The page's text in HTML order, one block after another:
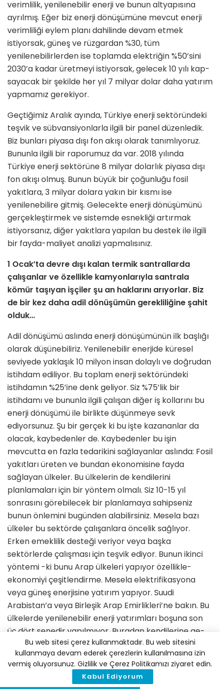
verimlilik, yenilenebilir enerji ve bunun altyapısına
ayrılmış. Eğer biz enerji dönüşümüne mevcut enerji
ve­rimliliği eylem planı dahilinde devam etmek
istiyorsak, güneş ve rüzgardan %30, tüm
yenilenebilirlerden ise top­lamda elektriğin %50’sini
2030’a kadar üretmeyi istiyorsak, gelecek 10 yılı kap­
sayacak bir şekilde her yıl 7 milyar dolar daha yatırım
yapmamız gerekiyor.
Geçtiğimiz Aralık ayında, Türkiye enerji sektöründeki
teşvik ve sübvan­siyonlarla ilgili bir panel düzenledik.
Biz bunları piyasa dışı fon akışı olarak tanımlıyoruz.
Bununla ilgili bir rapo­rumuz da var. 2018 yılında
Türkiye enerji sektörüne 8 milyar dolarlık pi­yasa dışı
fon akışı olmuş. Bunun büyük bir çoğunluğu fosil
yakıtlara, 3 milyar dolara yakın bir kısmı ise
yenilenebilire gitmiş. Gelecekte enerji dönüşümünü
gerçekleştirmek ve sistemde esnekliği artırmak
istiyorsanız, diğer yakıtlara ya­pılan bu destek ile ilgili
bir fayda-mali­yet analizi yapmalısınız.
1 Ocak’ta devre dışı kalan termik santrallarda
çalışanlar ve özellikle kamyonlarıyla santrala
kömür taşıyan işçiler şu an haklarını arıyorlar. Biz
de bir kez daha adil dönüşümün gerekli­liğine şahit
olduk…
Adil dönüşümü aslında enerji dönüşü­münün ilk başlığı
olarak düşünebiliriz. Yenilenebilir enerjide küresel
seviye­de yaklaşık 10 milyon insan dolaylı ve doğrudan
istihdam ediliyor. Bu top­lam enerji sektöründeki
istihdamın %25’ine denk geliyor. Siz %75’lik bir
istihdamı ve bununla ilgili çalışan diğer iş kollarını bu
enerji dönüşümü ile bir­likte düşünmeye sevk
ediyorsunuz. Şu bir gerçek ki bu işte kazananlar da
ola­cak, kaybedenler de. Kaybedenler bu işin
mevcutta en fazla tedarikini sağ­layanlar aslında: Fosil
yakıtları üreten ve bundan ekonomisine fayda
sağlayan ülkeler. Bu ülkelerin de kendilerini
planlamaları için bir yöntem olmalı. Siz 10-15 yıl
sonrasını görebilecek bir planlamaya sahipseniz
bunun önlemi­ni bugünden alabilirsiniz. Mesela bazı
ülkeler bu sektörde çalışanlara öncelik sağlıyor.
Erken emeklilik desteği ve­riyor veya başka
sektörlerde çalışması için teşvik ediyor. Bunun ikinci
yönte­mi -ki bunu Arap ülkeleri yapıyor özel­likle-
ekonomiyi çeşitlendirme. Mesela elektrifikasyona
veya güneş enerjisi­ne yatırım yapıyor. Suudi
Arabistan’a veya Birleşik Arap Emirlikleri’ne ba­kın. Bu
ülkelerde yenilenebilir enerji yatırımları boşuna son
üç dört senedir yapılmıyor. Buradan kendilerine ge­
lebilecek olası istihdam veya ekonomi problemlerini
görebiliyorlar. Bunun için sanayi politikası
geliştiriyorlar. Bu adil dönüşümün biraz da dolaylı
olanı. Ancak ülke seviyesinde daha uzun va­deli
Bu web sitesi çerez kullanmaktadır. Bu web sitesini
kullanmaya devam ederek çerezlerin kullanılmasına izin
vermiş oluyorsunuz. Gizlilik ve Çerez Politikamızı ziyaret edin.
Kabul Ediyorum